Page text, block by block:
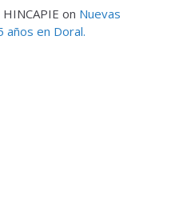
HINCAPIE on Nuevas
años en Doral.